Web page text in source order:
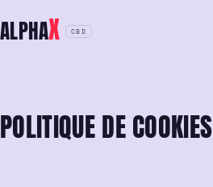
au
contenu
ALPHAX CBD
POLITIQUE DE COOKIES